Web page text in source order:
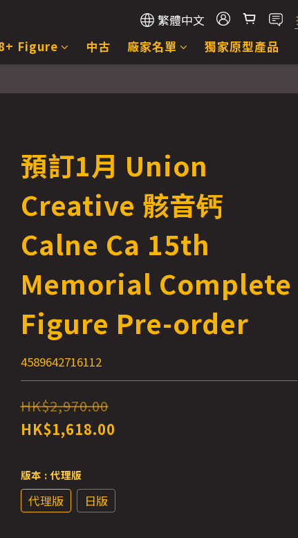
繁體中文
Figure 中古 廠家名單 獨家原型產品
預訂1月 Union
Creative 骸音钙
Calne Ca 15th
Memorial Complete
Figure Pre-order
4589642716112
HK$2,970.00
HK$1,618.00
版本 : 代理版
代理版 日版